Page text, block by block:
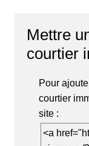
Mettre
courtier
Pour
courtier
site :
<a